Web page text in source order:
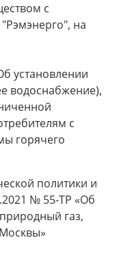
с
на
установлении
водоснабжение),
с
горячего
политики и
№ 55-ТР «Об
газ,